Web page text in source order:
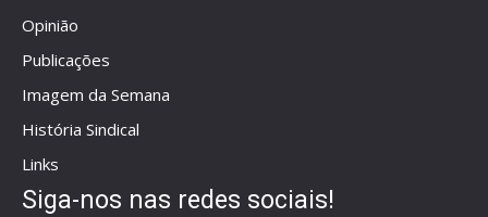
Opinião
Publicações
Imagem da Semana
História Sindical
Links
Siga-nos nas redes sociais!